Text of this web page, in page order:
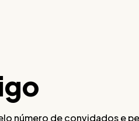
número de convidados e